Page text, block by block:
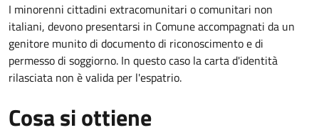
I minorenni cittadini extracomunitari o comunitari non
italiani, devono presentarsi in Comune accompagnati da un
genitore munito di documento di riconoscimento e di
permesso di soggiorno. In questo caso la carta d'identità
rilasciata non è valida per l'espatrio.
Cosa si ottiene